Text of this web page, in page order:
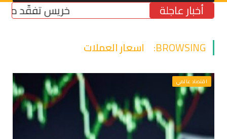
أخبار عاجلة خريس تفقّد مركز
BROWSING: اسعار العملات
اقتصاد عالمي